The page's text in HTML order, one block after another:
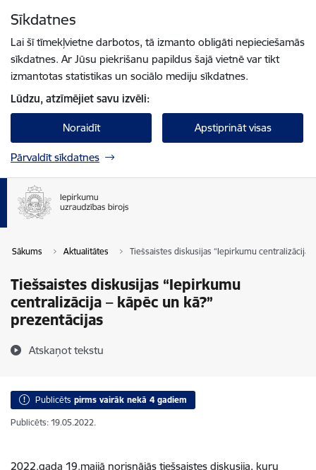
Sīkdatnes
Lai šī tīmekļvietne darbotos, tā izmanto obligāti nepieciešamās
sīkdatnes. Ar Jūsu piekrišanu papildus šajā vietnē var tikt
izmantotas statistikas un sociālo mediju sīkdatnes.
Lūdzu, atzīmējiet savu izvēli:
Noraidīt Apstiprināt visas
Pārvaldīt sīkdatnes
Sākums Aktualitātes Tiešsaistes diskusijas “Iepirkumu centralizācija
Tiešsaistes diskusijas “Iepirkumu
centralizācija – kāpēc un kā?”
prezentācijas
Atskaņot tekstu
Publicēts pirms vairāk nekā 4 gadiem
Publicēts: 19.05.2022.
2022.gada 19.maijā norisnājās tiešsaistes diskusija, kuru